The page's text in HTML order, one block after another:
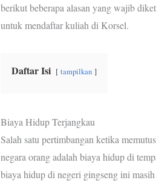
berikut beberapa alasan yang wajib
untuk mendaftar kuliah di Korsel.
Daftar Isi tampilkan
Biaya Hidup Terjangkau
Salah satu pertimbangan ketika
negara orang adalah biaya hidup di
biaya hidup di negeri gingseng ini